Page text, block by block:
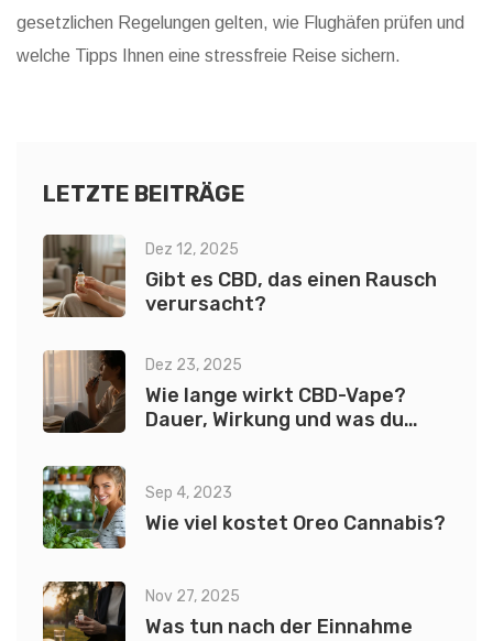
gesetzlichen Regelungen gelten, wie Flughäfen prüfen und
welche Tipps Ihnen eine stressfreie Reise sichern.
LETZTE BEITRÄGE
Dez 12, 2025
Gibt es CBD, das einen Rausch
verursacht?
Dez 23, 2025
Wie lange wirkt CBD-Vape?
Dauer, Wirkung und was du
Sep 4, 2023
Wie viel kostet Oreo Cannabis?
Nov 27, 2025
Was tun nach der Einnahme